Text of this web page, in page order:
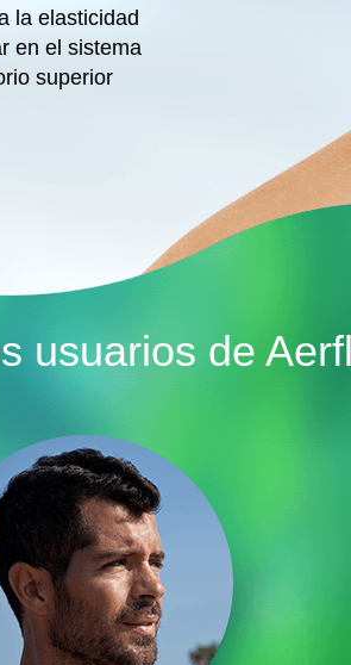
la elasticidad
en el sistema
superior
usuarios de